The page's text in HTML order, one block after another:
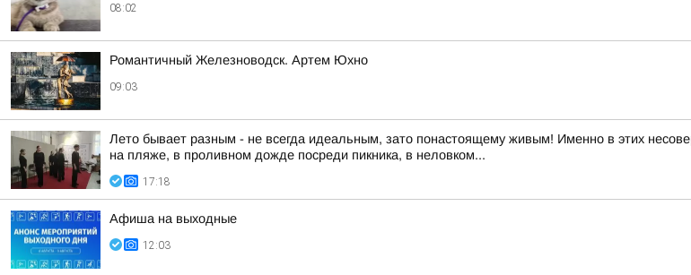
08:02
Романтичный Железноводск. Артем Юхно
09:03
Лето бывает разным - не всегда идеальным, зато понастоящему живым! Именно в этих
на пляже, в проливном дожде посреди пикника, в неловком...
17:18
Афиша на выходные
12:03